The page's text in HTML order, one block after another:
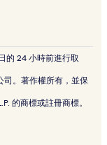
的 24 小時前進行取
。著作權所有，並保
的商標或註冊商標。